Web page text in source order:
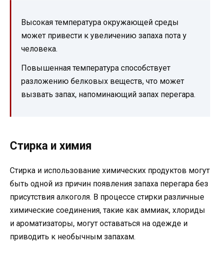
Высокая температура окружающей среды
может привести к увеличению запаха пота у
человека.
Повышенная температура способствует
разложению белковых веществ, что может
вызвать запах, напоминающий запах перегара.
Стирка и химия
Стирка и использование химических продуктов могут
быть одной из причин появления запаха перегара без
присутствия алкоголя. В процессе стирки различные
химические соединения, такие как аммиак, хлориды
и ароматизаторы, могут оставаться на одежде и
приводить к необычным запахам.